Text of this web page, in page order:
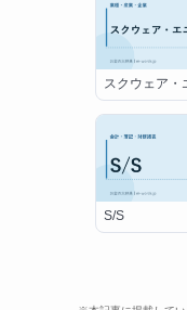
スクウェア・
S/S